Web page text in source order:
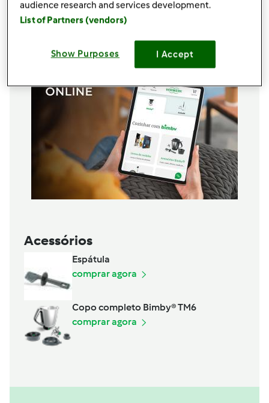
250g
Acessórios
Espátula
comprar agora
Copo completo Bimby® TM6
comprar agora
audience research and services development.
List of Partners (vendors)
Show Purposes I Accept